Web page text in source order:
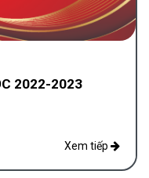
2022-2023
Xem tiếp